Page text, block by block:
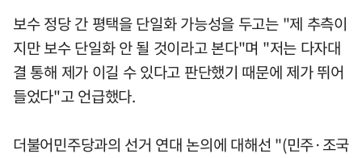
보수 정당 간 평택을 단일화 가능성을 두고는 "제 추측이
지만 보수 단일화 안 될 것이라고 본다"며 "저는 다자대
결 통해 제가 이길 수 있다고 판단했기 때문에 제가 뛰어
들었다"고 언급했다.
더불어민주당과의 선거 연대 논의에 대해선 "(민주·조국